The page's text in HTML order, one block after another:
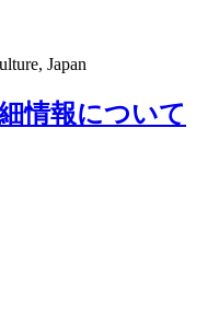
Japan
情報について